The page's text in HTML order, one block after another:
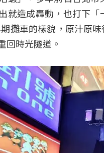
就造成轟動，也打下
攤車的樣貌，原汁原
回時光隧道。